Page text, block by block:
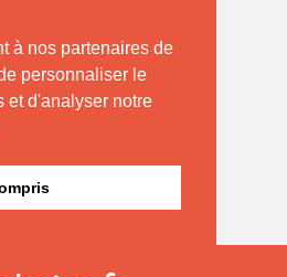
à nos partenaires de
personnaliser le
et d'analyser notre